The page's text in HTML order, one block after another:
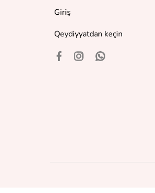
Giriş
Qeydiyyatdan keçin